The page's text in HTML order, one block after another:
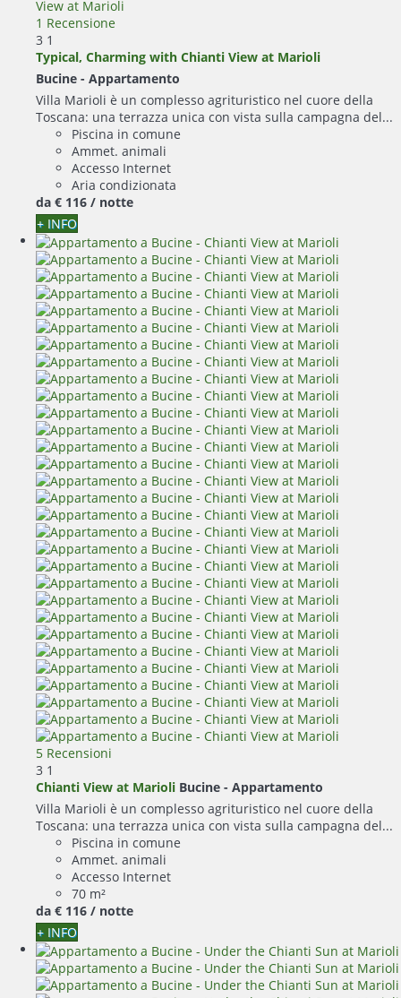
1 Recensione
3 1
Typical, Charming with Chianti View at Marioli
Bucine - Appartamento
Villa Marioli è un complesso agrituristico nel cuore della
Toscana: una terrazza unica con vista sulla campagna del...
Piscina in comune
Ammet. animali
Accesso Internet
Aria condizionata
da € 116 / notte
+ INFO
5 Recensioni
3 1
Chianti View at Marioli Bucine - Appartamento
Villa Marioli è un complesso agrituristico nel cuore della
Toscana: una terrazza unica con vista sulla campagna del...
Piscina in comune
Ammet. animali
Accesso Internet
70 m²
da € 116 / notte
+ INFO